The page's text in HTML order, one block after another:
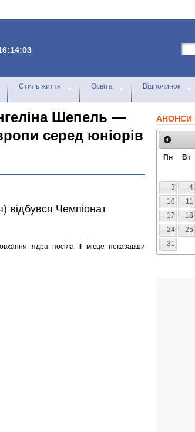
Стиль життя Освіта Відпочинок
Шепель —
серед юніорів
відбувся Чемпіонат
ядра посіла ІІ місце показавши
АНОНСИ
Пн Вт
3
4
10
11
17
18
24
25
31